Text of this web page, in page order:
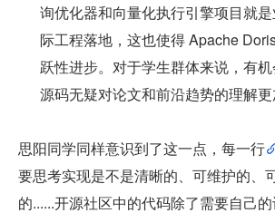
询优化器和向量化执行引擎项目就
际工程落地，这也使得 Apache
跃性进步。对于学生群体来说，有
源码无疑对论文和前沿趋势的理解更
思阳同学同样意识到了这一点，每一行
要思考实现是不是清晰的、可维护的、
的......开源社区中的代码除了需要自己